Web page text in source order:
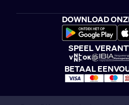
DOWNLOAD
SPEEL
BETAAL